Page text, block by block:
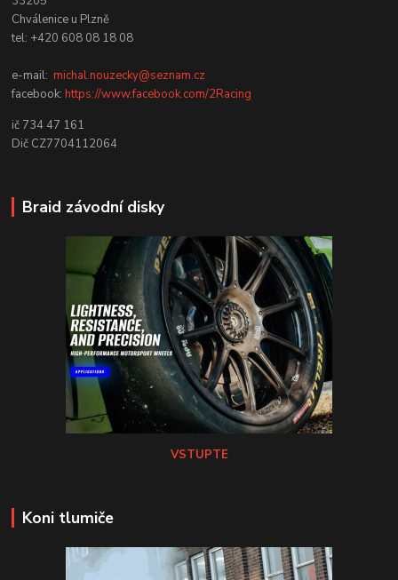
Chválenice u Plzně
tel: +420 608 08 18 08
e-mail:michal.nouzecky@seznam.cz
facebook:https://www.facebook.com/2Racing
ič 734 47 161
Dič CZ7704112064
Braid závodní disky
VSTUPTE
Koni tlumiče